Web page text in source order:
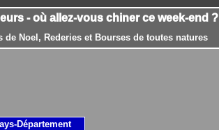
- où allez-vous chiner ce week-end ?
Noel, Rederies et Bourses de toutes natures
Département